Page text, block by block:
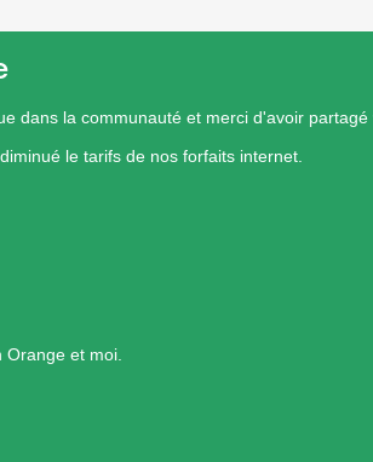
dans la communauté et merci d'avoir partagé
le tarifs de nos forfaits internet.
et moi.